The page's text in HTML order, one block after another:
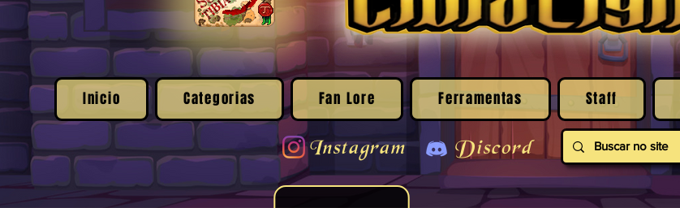
Inicio Categorias Fan Lore Ferramentas Staff
Instagram Discord